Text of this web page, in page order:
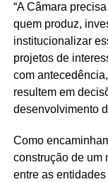
“A Câmara
quem produz,
institucionalizar
projetos de
com
resultem em
desenvolvimento
Como
construção de um
entre as